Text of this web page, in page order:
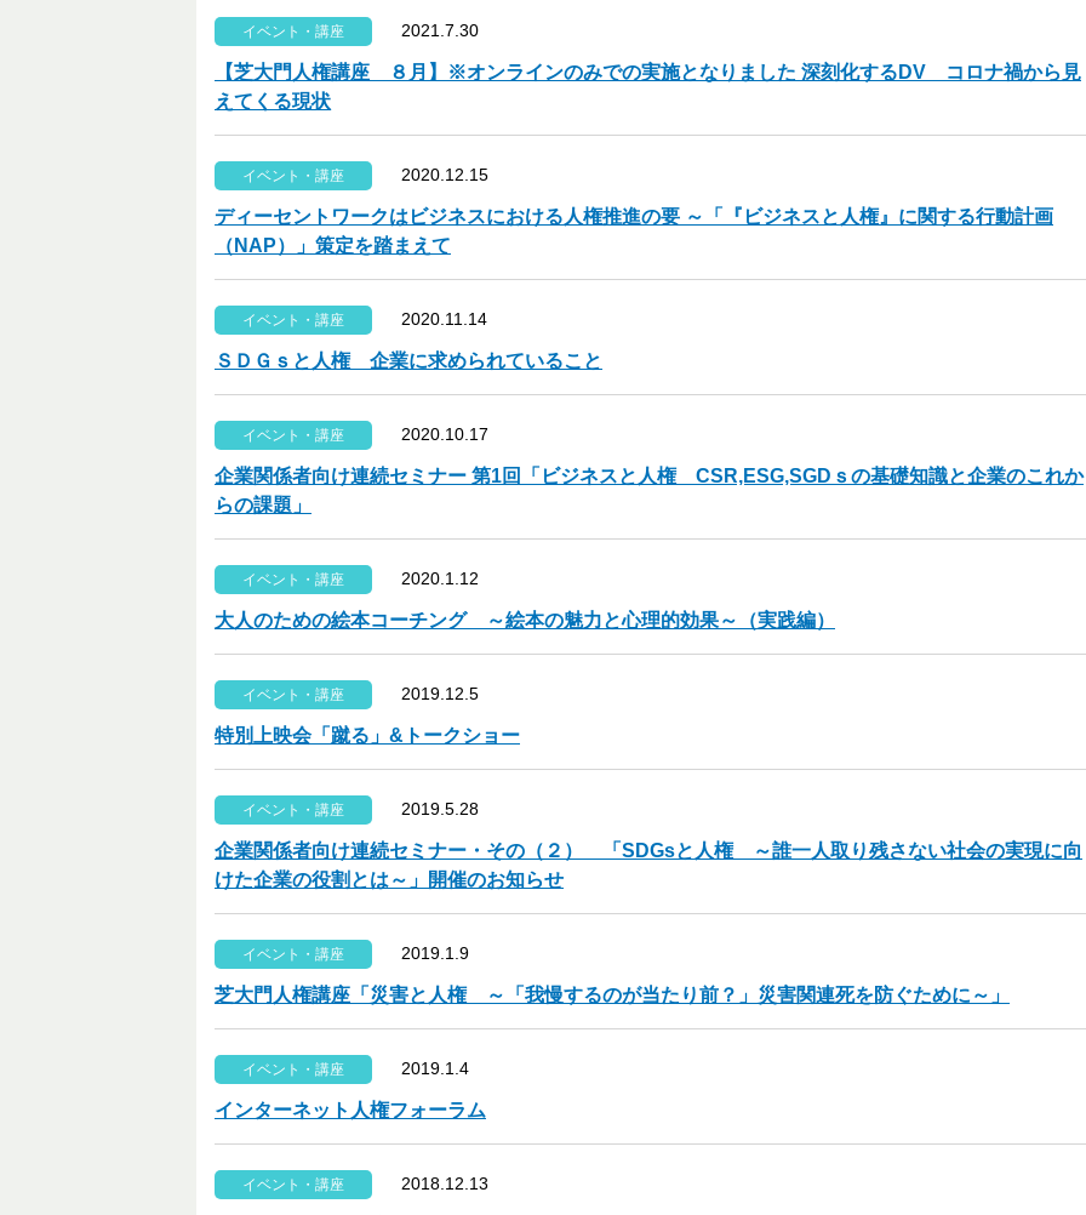
イベント・講座 2021.7.30
【芝大門人権講座 ８月】※オンラインのみでの実施となりました 深刻化するDV コロナ禍から見
えてくる現状
イベント・講座 2020.12.15
ディーセントワークはビジネスにおける人権推進の要 ～「『ビジネスと人権』に関する行動計画
（NAP）」策定を踏まえて
イベント・講座 2020.11.14
ＳＤＧｓと人権 企業に求められていること
イベント・講座 2020.10.17
企業関係者向け連続セミナー 第1回「ビジネスと人権 CSR,ESG,SGDｓの基礎知識と企業のこれか
らの課題」
イベント・講座 2020.1.12
大人のための絵本コーチング ～絵本の魅力と心理的効果～（実践編）
イベント・講座 2019.12.5
特別上映会「蹴る」&トークショー
イベント・講座 2019.5.28
企業関係者向け連続セミナー・その（２） 「SDGsと人権 ～誰一人取り残さない社会の実現に向
けた企業の役割とは～」開催のお知らせ
イベント・講座 2019.1.9
芝大門人権講座「災害と人権 ～「我慢するのが当たり前？」災害関連死を防ぐために～」
イベント・講座 2019.1.4
インターネット人権フォーラム
イベント・講座 2018.12.13